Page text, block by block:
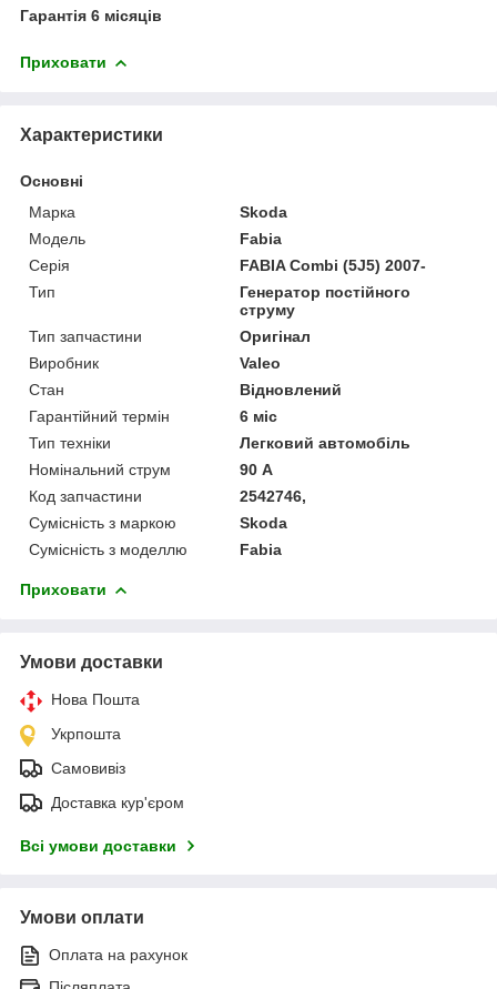
Гарантія 6 місяців
Приховати
Характеристики
Основні
Марка
Skoda
Модель
Fabia
Серія
FABIA Combi (5J5) 2007-
Тип
Генератор постійного
струму
Тип запчастини
Оригінал
Виробник
Valeo
Стан
Відновлений
Гарантійний термін
6 міс
Тип техніки
Легковий автомобіль
Номінальний струм
90 А
Код запчастини
2542746,
Сумісність з маркою
Skoda
Сумісність з моделлю
Fabia
Приховати
Умови доставки
Нова Пошта
Укрпошта
Самовивіз
Доставка кур'єром
Всі умови доставки
Умови оплати
Оплата на рахунок